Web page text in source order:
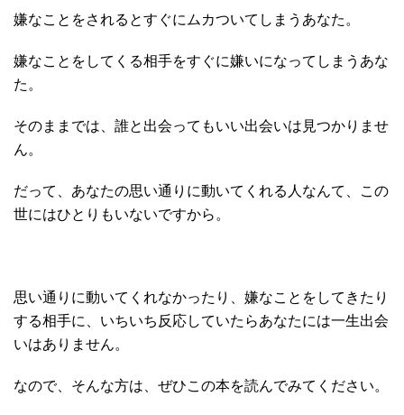
嫌なことをされるとすぐにムカついてしまうあなた。
嫌なことをしてくる相手をすぐに嫌いになってしまうあな
た。
そのままでは、誰と出会ってもいい出会いは見つかりませ
ん。
だって、あなたの思い通りに動いてくれる人なんて、この
世にはひとりもいないですから。
思い通りに動いてくれなかったり、嫌なことをしてきたり
する相手に、いちいち反応していたらあなたには一生出会
いはありません。
なので、そんな方は、ぜひこの本を読んでみてください。